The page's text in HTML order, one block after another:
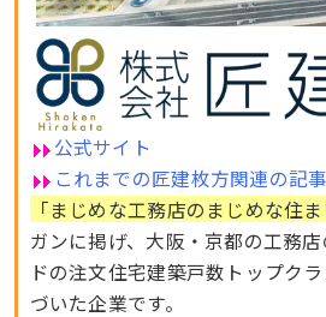
公式サイト
これまでの匠建枚方関連の記事
「まじめな工務店のまじめな住ま
ガンに掲げ、大阪・京都の工務
ドの注文住宅建築戸数トップク
づいた企業です。